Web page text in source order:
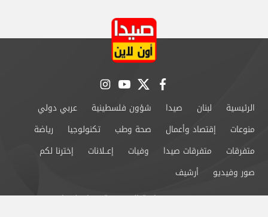
facebook
twitter
youtube
instagram
الرئيسية لبنان صيدا شؤون فلسطينية
عربي دولي
منوعات
إقتصاد وأعمال صحة وطب تكنولوجيا
رياضة
متفرقات
متفرقات صيدا وفيات إعــلانات
إخترنا لكم
صور وفيديو
أرشيف
من نحن
سياسة الخصوصية اتصل بنا